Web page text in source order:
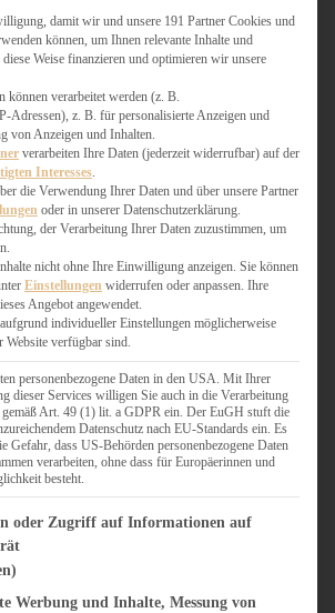
SCHOKOLADIGES
SÜSSES HAUPTGERICHT
TÖRTCHEN
VEGAN SÜSS
WEIHNACHTSBÄCKEREI
HERZHAFT
BURGER & SANDWICHES
FIX AUF DEM TISCH
FLEISCH & FISCH
GRILLEN / BARBECUE
HERZHAFTES BACKEN
ONE-POT-GERICHTE
PASTA & NUDELGERICHTE
PIZZA, TARTES & QUICHES
REIS & RISOTTO
SALATE & SNACKS
SUPPENKASPEREIEN
VORSPEISEN
damit wir und unsere 191 Partner Cookies und
können, um Ihnen relevante Inhalte und
Weise finanzieren und optimieren wir unsere
können verarbeitet werden (z. B.
Adressen), z. B. für personalisierte Anzeigen und
von Anzeigen und Inhalten.
verarbeiten Ihre Daten (jederzeit widerrufbar) auf der
Interesses
die Verwendung Ihrer Daten und über unsere Partner
oder in unserer Datenschutzerklärung.
der Verarbeitung Ihrer Daten zuzustimmen, um
nicht ohne Ihre Einwilligung anzeigen. Sie können
Einstellungen widerrufen oder anpassen. Ihre
Angebot angewendet.
individueller Einstellungen möglicherweise
verfügbar sind.
personenbezogene Daten in den USA. Mit Ihrer
dieser Services willigen Sie auch in die Verarbeitung
Art. 49 (1) lit. a GDPR ein. Der EuGH stuft die
Datenschutz nach EU-Standards ein. Es
Gefahr, dass US-Behörden personenbezogene Daten
verarbeiten, ohne dass für Europäerinnen und
besteht.
eine Liste der Zwecke des IAB Transparency and Consent
oder Zugriff auf Informationen auf
Werbung und Inhalte, Messung von